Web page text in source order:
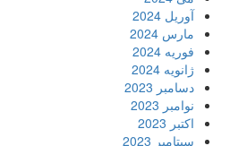
آوریل 2024
مارس 2024
فوریه 2024
ژانویه 2024
دسامبر 2023
نوامبر 2023
اکتبر 2023
سپتامبر 2023